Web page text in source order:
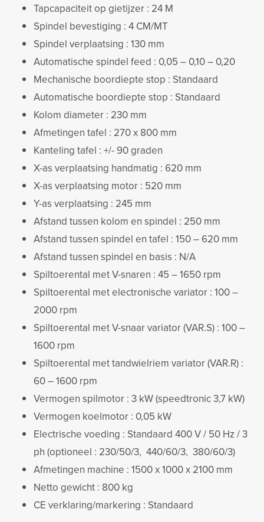
Tapcapaciteit op gietijzer : 24 M
Spindel bevestiging : 4 CM/MT
Spindel verplaatsing : 130 mm
Automatische spindel feed : 0,05 – 0,10 – 0,20
Mechanische boordiepte stop : Standaard
Automatische boordiepte stop : Standaard
Kolom diameter : 230 mm
Afmetingen tafel : 270 x 800 mm
Kanteling tafel : +/- 90 graden
X-as verplaatsing handmatig : 620 mm
X-as verplaatsing motor : 520 mm
Y-as verplaatsing : 245 mm
Afstand tussen kolom en spindel : 250 mm
Afstand tussen spindel en tafel : 150 – 620 mm
Afstand tussen spindel en basis : N/A
Spiltoerental met V-snaren : 45 – 1650 rpm
Spiltoerental met electronische variator : 100 –
2000 rpm
Spiltoerental met V-snaar variator (VAR.S) : 100 –
1600 rpm
Spiltoerental met tandwielriem variator (VAR.R) :
60 – 1600 rpm
Vermogen spilmotor : 3 kW (speedtronic 3,7 kW)
Vermogen koelmotor : 0,05 kW
Electrische voeding : Standaard 400 V / 50 Hz / 3
ph (optioneel : 230/50/3, 440/60/3, 380/60/3)
Afmetingen machine : 1500 x 1000 x 2100 mm
Netto gewicht : 800 kg
CE verklaring/markering : Standaard